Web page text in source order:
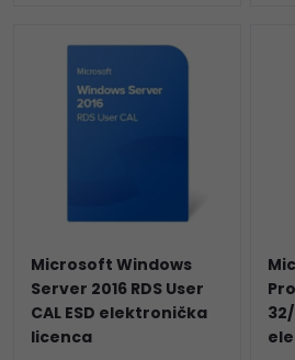
Microsoft Windows
Server 2016 RDS User
CAL ESD elektronička
licenca